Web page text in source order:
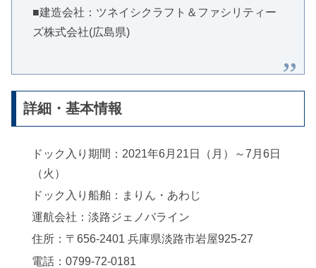
■建造会社：ツネイシクラフト＆ファシリティー
ズ株式会社(広島県)
詳細・基本情報
ドック入り期間：2021年6月21日（月）～7月6日
（火）
ドック入り船舶：まりん・あわじ
運航会社：淡路ジェノバライン
住所：〒656-2401 兵庫県淡路市岩屋925-27
電話：0799-72-0181